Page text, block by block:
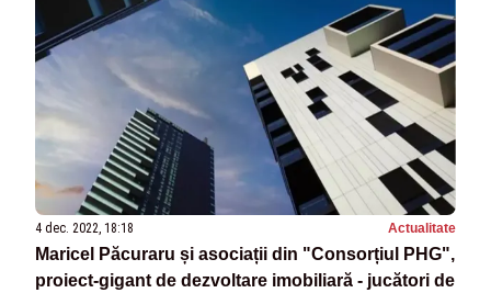
4 dec. 2022, 18:18 Actualitate
Maricel Păcuraru și asociații din "Consorțiul PHG",
proiect-gigant de dezvoltare imobiliară - jucători de